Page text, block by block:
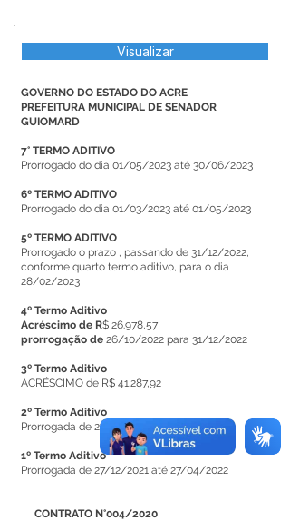
Visualizar
GOVERNO DO ESTADO DO ACRE
PREFEITURA MUNICIPAL DE SENADOR
GUIOMARD
7° TERMO ADITIVO
Prorrogado do dia 01/05/2023 até 30/06/2023
6º TERMO ADITIVO
Prorrogado do dia 01/03/2023 até 01/05/2023
5º TERMO ADITIVO
Prorrogado o prazo , passando de 31/12/2022,
conforme quarto termo aditivo, para o dia
28/02/2023
4º Termo Aditivo
Acréscimo de R$ 26.978,57
prorrogação de 26/10/2022 para 31/12/2022
3º Termo Aditivo
ACRÉSCIMO de R$ 41.287,92
2º Termo Aditivo
Prorrogada de 27/04/2022 até 26/10/2022
1º Termo Aditivo
Prorrogada de 27/12/2021 até 27/04/2022
CONTRATO N°004/2020